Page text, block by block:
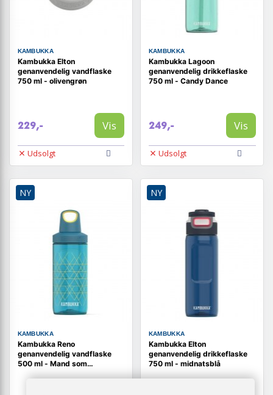
KAMBUKKA
Kambukka Elton
genanvendelig vandflaske
750 ml - olivengrøn
229,- Vis
Udsolgt
KAMBUKKA
Kambukka Lagoon
genanvendelig drikkeflaske
750 ml - Candy Dance
249,- Vis
Udsolgt
NY
KAMBUKKA
Kambukka Reno
genanvendelig vandflaske
500 ml - Mand som
NY
KAMBUKKA
Kambukka Elton
genanvendelig drikkeflaske
750 ml - midnatsblå